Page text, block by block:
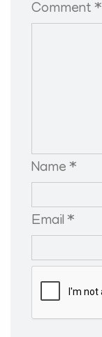
Comment *
Name *
Email *